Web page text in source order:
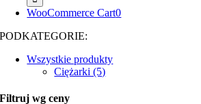
WooCommerce Cart0
PODKATEGORIE:
Wszystkie produkty
Ciężarki (5)
Filtruj wg ceny